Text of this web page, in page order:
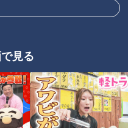
見る
新×わくわく！ガンバレルー
が愛知・豊橋市を推しタビ！
花咲かタイムズ】